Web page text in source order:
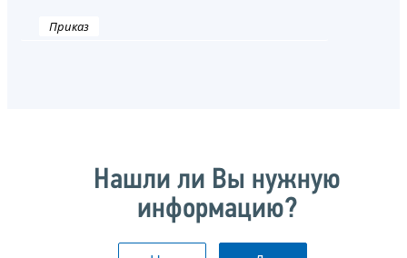
Приказ
Нашли ли Вы нужную
информацию?